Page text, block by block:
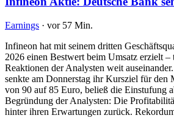
Earnings · vor 57 Min.
Infineon hat mit seinem dritten
2026 einen Bestwert beim Umsatz erzielt –
Reaktionen der Analysten weit
senkte am Donnerstag ihr Kursziel für den
von 90 auf 85 Euro, beließ die Einstufung
Begründung der Analysten: Die
hinter ihren Erwartungen zurück.